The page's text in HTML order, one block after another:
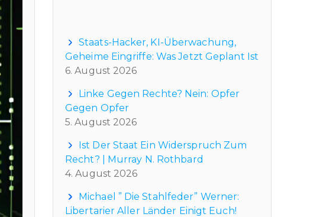
Staats-Hacker, KI-Überwachung,
Geheime Eingriffe: Was Jetzt Geplant Ist
6. August 2026
Linke Gegen Rechte? Nein: Opfer
Gegen Opfer
5. August 2026
Ist Der Staat Ein Widerspruch Zum
Recht? | Murray N. Rothbard
4. August 2026
Michael ” Die Stahlfeder” Werner:
Libertarier Aller Länder Einigt Euch!